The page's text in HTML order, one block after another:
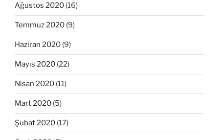
Ağustos 2020 (16)
Temmuz 2020 (9)
Haziran 2020 (9)
Mayıs 2020 (22)
Nisan 2020 (11)
Mart 2020 (5)
Şubat 2020 (17)